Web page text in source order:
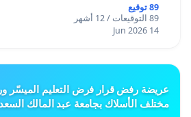
89 توقيع
89 التوقيعات / 12 أشهر
14 Jun 2026
عريضة رفض قرار فرض التعليم الميسّر
مختلف الأسلاك بجامعة عبد المالك